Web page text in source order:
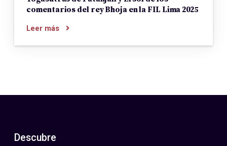
comentarios del rey Bhoja en la FIL Lima 2025
Leer más
Descubre